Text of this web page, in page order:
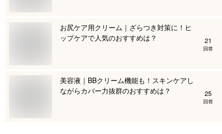
お尻ケア用クリーム｜ざらつき対策に！ヒ
ップケアで人気のおすすめは？
21
回答
美容液｜BBクリーム機能も！スキンケアし
ながらカバー力抜群のおすすめは？
25
回答